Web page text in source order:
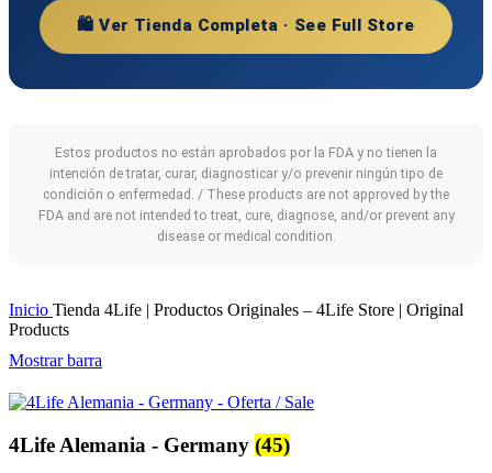
🛍️ Ver Tienda Completa · See Full Store
Estos productos no están aprobados por la FDA y no tienen la
intención de tratar, curar, diagnosticar y/o prevenir ningún tipo de
condición o enfermedad. / These products are not approved by the
FDA and are not intended to treat, cure, diagnose, and/or prevent any
disease or medical condition.
Inicio Tienda 4Life | Productos Originales – 4Life Store | Original
Products
Mostrar barra
4Life Alemania - Germany (45)